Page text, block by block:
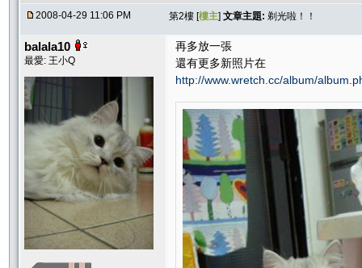
2008-04-29 11:06 PM 第2樓 [樓主] 文章主題: 剃光啦！！
balala10
最愛: 王小Q
再多放一張
還有更多新照片在
http://www.wretch.cc/album/